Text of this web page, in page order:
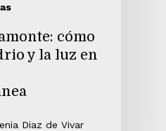
cómo
y la luz en
Diaz de Vivar